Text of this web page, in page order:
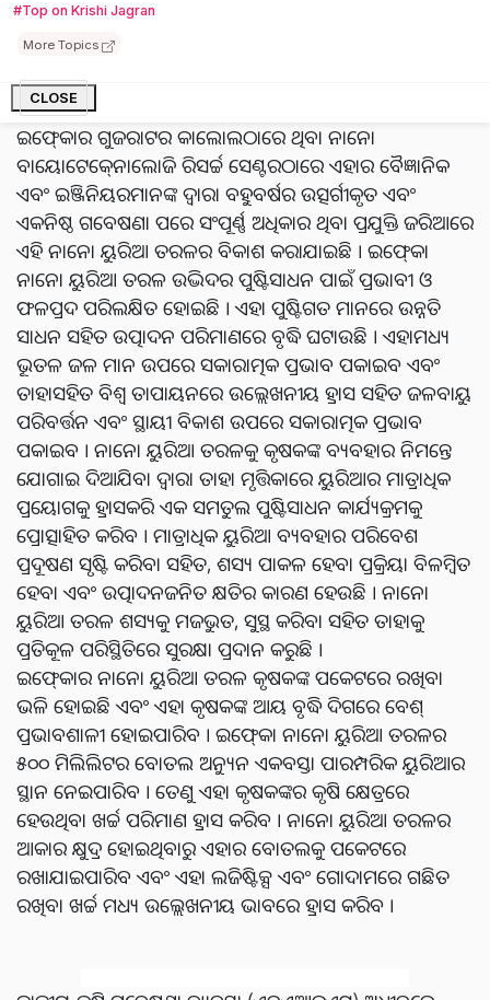
#Top on Krishi Jagran
More Topics
CLOSE
ଶୁଭାରମ୍ଭ କରାଯାଇଛି । ମୃତ୍ତିକାରେ ୟୁରିଆ ବ୍ୟବହାର ପରିମାଣ
ହ୍ରାସ କରିବାକୁ ଭାରତର ପ୍ରଧାନମନ୍ତ୍ରୀ ଦେଇଥିବା ଆହ୍ୱାନରୁ
ପ୍ରେରଣା ଲାଭ କରି ଏହି ଉତ୍ପାଦ ବିକଶିତ କରାଯାଇଛି ।
‘ଆତ୍ମନିର୍ଭର ଭାରତ’ ଏବଂ ‘ଆତ୍ମନିର୍ଭର କୃଷି’ ଅଭିଯାନ ଆଧାରରେ
ଇଫ୍‍କୋର ଗୁଜରାଟର କାଲୋଲଠାରେ ଥିବା ନାନୋ
ବାୟୋଟେକ୍‍ନୋଲୋଜି ରିସର୍ଚ୍ଚ ସେଣ୍ଟରଠାରେ ଏହାର ବୈଜ୍ଞାନିକ
ଏବଂ ଇଞ୍ଜିନିୟରମାନଙ୍କ ଦ୍ୱାରା ବହୁବର୍ଷର ଉତ୍ସର୍ଗୀକୃତ ଏବଂ
ଏକନିଷ୍ଠ ଗବେଷଣା ପରେ ସଂପୂର୍ଣ୍ଣ ଅଧିକାର ଥିବା ପ୍ରଯୁକ୍ତି ଜରିଆରେ
ଏହି ନାନୋ ୟୁରିଆ ତରଳର ବିକାଶ କରାଯାଇଛି । ଇଫ୍‍କୋ
ନାନୋ ୟୁରିଆ ତରଳ ଉଦ୍ଭିଦର ପୁଷ୍ଟିସାଧନ ପାଇଁ ପ୍ରଭାବୀ ଓ
ଫଳପ୍ରଦ ପରିଲକ୍ଷିତ ହୋଇଛି । ଏହା ପୁଷ୍ଟିଗତ ମାନରେ ଉନ୍ନତି
ସାଧନ ସହିତ ଉତ୍ପାଦନ ପରିମାଣରେ ବୃଦ୍ଧି ଘଟାଉଛି । ଏହାମଧ୍ୟ
ଭୂତଳ ଜଳ ମାନ ଉପରେ ସକାରାତ୍ମକ ପ୍ରଭାବ ପକାଇବ ଏବଂ
ତାହାସହିତ ବିଶ୍ୱ ତାପାୟନରେ ଉଲ୍ଲେଖନୀୟ ହ୍ରାସ ସହିତ ଜଳବାୟୁ
ପରିବର୍ତ୍ତନ ଏବଂ ସ୍ଥାୟୀ ବିକାଶ ଉପରେ ସକାରାତ୍ମକ ପ୍ରଭାବ
ପକାଇବ । ନାନୋ ୟୁରିଆ ତରଳକୁ କୃଷକଙ୍କ ବ୍ୟବହାର ନିମନ୍ତେ
ଯୋଗାଇ ଦିଆଯିବା ଦ୍ୱାରା ତାହା ମୃତ୍ତିକାରେ ୟୁରିଆର ମାତ୍ରାଧିକ
ପ୍ରୟୋଗକୁ ହ୍ରାସକରି ଏକ ସମତୁଲ ପୁଷ୍ଟିସାଧନ କାର୍ଯ୍ୟକ୍ରମକୁ
ପ୍ରୋତ୍ସାହିତ କରିବ । ମାତ୍ରାଧିକ ୟୁରିଆ ବ୍ୟବହାର ପରିବେଶ
ପ୍ରଦୂଷଣ ସୃଷ୍ଟି କରିବା ସହିତ, ଶସ୍ୟ ପାକଳ ହେବା ପ୍ରକ୍ରିୟା ବିଳମ୍ବିତ
ହେବା ଏବଂ ଉତ୍ପାଦନଜନିତ କ୍ଷତିର କାରଣ ହେଉଛି । ନାନୋ
ୟୁରିଆ ତରଳ ଶସ୍ୟକୁ ମଜଭୁତ, ସୁସ୍ଥ କରିବା ସହିତ ତାହାକୁ
ପ୍ରତିକୂଳ ପରିସ୍ଥିତିରେ ସୁରକ୍ଷା ପ୍ରଦାନ କରୁଛି ।
ଇଫ୍‍କୋର ନାନୋ ୟୁରିଆ ତରଳ କୃଷକଙ୍କ ପକେଟରେ ରଖିବା
ଭଳି ହୋଇଛି ଏବଂ ଏହା କୃଷକଙ୍କ ଆୟ ବୃଦ୍ଧି ଦିଗରେ ବେଶ୍‍
ପ୍ରଭାବଶାଳୀ ହୋଇପାରିବ । ଇଫ୍‍କୋ ନାନୋ ୟୁରିଆ ତରଳର
୫୦୦ ମିଲିଲିଟର ବୋତଲ ଅନ୍ୟୁନ ଏକବସ୍ତା ପାରମ୍ପରିକ ୟୁରିଆର
ସ୍ଥାନ ନେଇପାରିବ । ତେଣୁ ଏହା କୃଷକଙ୍କର କୃଷି କ୍ଷେତ୍ରରେ
ହେଉଥିବା ଖର୍ଚ୍ଚ ପରିମାଣ ହ୍ରାସ କରିବ । ନାନୋ ୟୁରିଆ ତରଳର
ଆକାର କ୍ଷୁଦ୍ର ହୋଇଥିବାରୁ ଏହାର ବୋତଲକୁ ପକେଟରେ
ରଖାଯାଇପାରିବ ଏବଂ ଏହା ଲଜିଷ୍ଟିକ୍ସ ଏବଂ ଗୋଦାମରେ ଗଛିତ
ରଖିବା ଖର୍ଚ୍ଚ ମଧ୍ୟ ଉଲ୍ଲେଖନୀୟ ଭାବରେ ହ୍ରାସ କରିବ ।